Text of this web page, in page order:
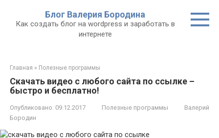
контенту
Блог Валерия Бородина
Как создать блог на wordpress и заработать в
интернете
Главная » Полезные программы
Скачать видео с любого сайта по ссылке –
быстро и бесплатно!
Опубликовано: 09.12.2017 Полезные программы
Валерий
Бородин